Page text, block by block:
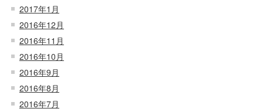
2017年1月
2016年12月
2016年11月
2016年10月
2016年9月
2016年8月
2016年7月